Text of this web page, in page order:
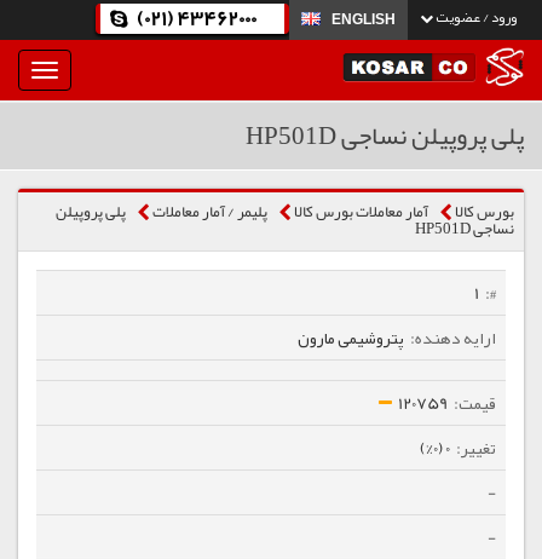
ورود / عضویت ENGLISH
(021) 43462000
بار
و
پلی پروپیلن نساجی HP501D
بورس کالا آمار معاملات بورس کالا پلیمر / آمار معاملات پلی پروپیلن
نساجی HP501D
1
پتروشیمی مارون
120759
0 (0%)
-
-